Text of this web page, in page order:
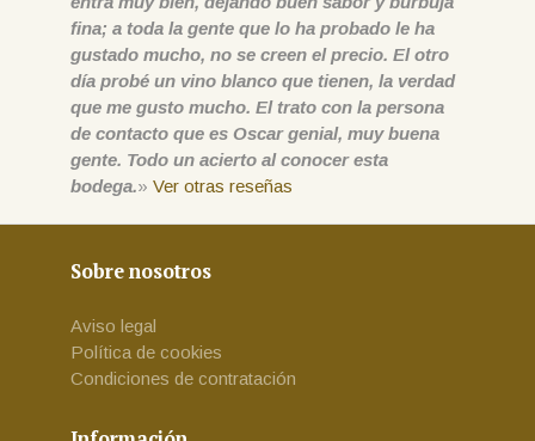
fina; a toda la gente que lo ha probado le ha
gustado mucho, no se creen el precio. El otro
día probé un vino blanco que tienen, la verdad
que me gusto mucho. El trato con la persona
de contacto que es Oscar genial, muy buena
gente. Todo un acierto al conocer esta
bodega.» Ver otras reseñas
Sobre nosotros
Aviso legal
Política de cookies
Condiciones de contratación